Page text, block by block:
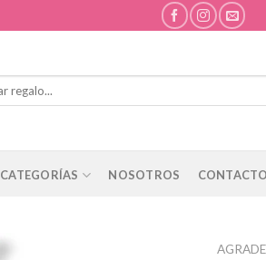
CATEGORÍAS NOSOTROS CONTACTO